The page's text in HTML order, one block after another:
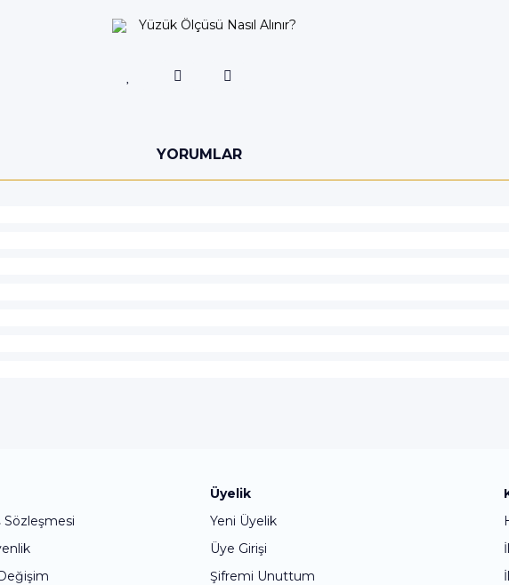
Yüzük Ölçüsü Nasıl Alınır?
YORUMLAR
Yorum Yaz
Sözleşmesi
Üyelik
Yeni Üyelik
Üye Girişi
Şifremi Unuttum